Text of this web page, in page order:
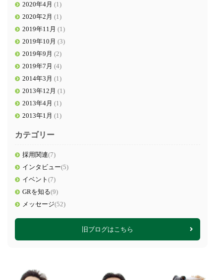
2020年4月 (1)
2020年2月 (1)
2019年11月 (1)
2019年10月 (3)
2019年9月 (2)
2019年7月 (4)
2014年3月 (1)
2013年12月 (1)
2013年4月 (1)
2013年1月 (1)
カテゴリー
採用関連(7)
インタビュー(5)
イベント(7)
GRを知る(9)
メッセージ(52)
旧ブログはこちら